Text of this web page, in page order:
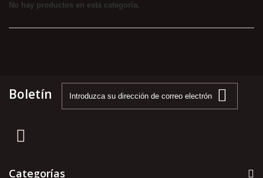
No hay productos en esta categoría.
Boletín
Categorías